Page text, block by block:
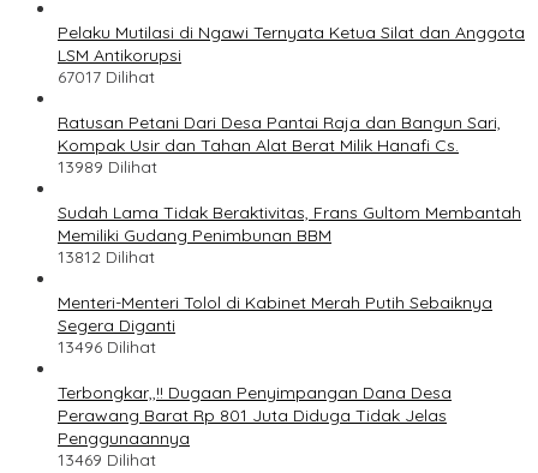
Pelaku Mutilasi di Ngawi Ternyata Ketua Silat dan Anggota
LSM Antikorupsi
67017 Dilihat
Ratusan Petani Dari Desa Pantai Raja dan Bangun Sari,
Kompak Usir dan Tahan Alat Berat Milik Hanafi Cs.
13989 Dilihat
Sudah Lama Tidak Beraktivitas, Frans Gultom Membantah
Memiliki Gudang Penimbunan BBM
13812 Dilihat
Menteri-Menteri Tolol di Kabinet Merah Putih Sebaiknya
Segera Diganti
13496 Dilihat
Terbongkar,,!! Dugaan Penyimpangan Dana Desa
Perawang Barat Rp 801 Juta Diduga Tidak Jelas
Penggunaannya
13469 Dilihat